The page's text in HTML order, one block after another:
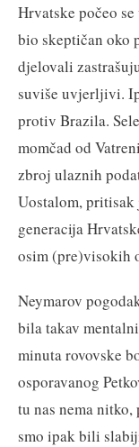
Hrvatske počeo
bio skeptičan oko
djelovali
suviše uvjerljivi.
protiv Brazila.
momčad od
zbroj ulaznih
Uostalom,
generacija
osim (pre)visokih
Neymarov
bila takav
minuta rovovske
osporavanog
tu nas nema
smo ipak bili